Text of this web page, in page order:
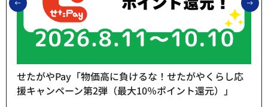
せたがやPay「物価高に負けるな！せたがやくらし応
援キャンペーン第2弾（最大10％ポイント還元）」